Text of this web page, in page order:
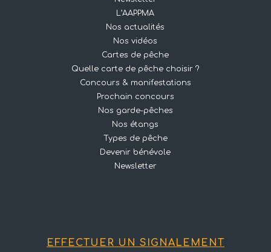
L’AAPPMA
Nos actualités
Nos vidéos
Cartes de pêche
Quelle carte de pêche choisir ?
Concours & manifestations
Prochain concours
Nos garde-pêches
Nos étangs
Types de pêche
Devenir bénévole
Newsletter
EFFECTUER UN SIGNALEMENT